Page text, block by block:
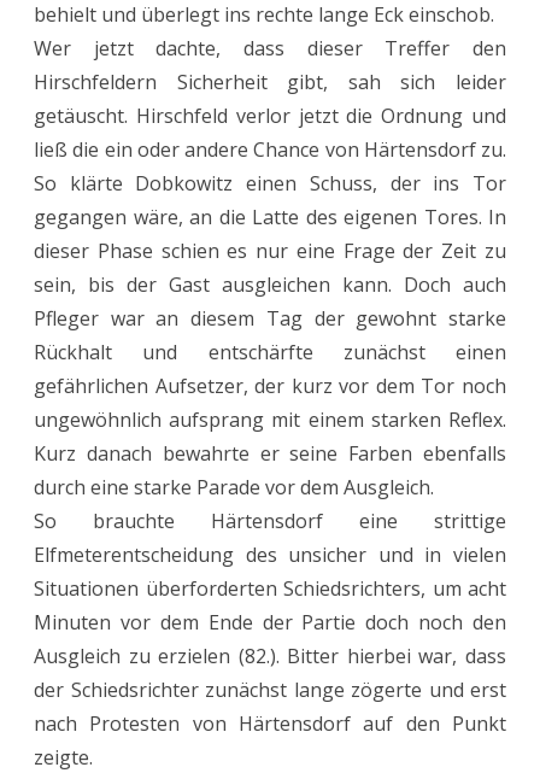
behielt und überlegt ins rechte lange Eck einschob.
Wer jetzt dachte, dass dieser Treffer den
Hirschfeldern Sicherheit gibt, sah sich leider
getäuscht. Hirschfeld verlor jetzt die Ordnung und
ließ die ein oder andere Chance von Härtensdorf zu.
So klärte Dobkowitz einen Schuss, der ins Tor
gegangen wäre, an die Latte des eigenen Tores. In
dieser Phase schien es nur eine Frage der Zeit zu
sein, bis der Gast ausgleichen kann. Doch auch
Pfleger war an diesem Tag der gewohnt starke
Rückhalt und entschärfte zunächst einen
gefährlichen Aufsetzer, der kurz vor dem Tor noch
ungewöhnlich aufsprang mit einem starken Reflex.
Kurz danach bewahrte er seine Farben ebenfalls
durch eine starke Parade vor dem Ausgleich.
So brauchte Härtensdorf eine strittige
Elfmeterentscheidung des unsicher und in vielen
Situationen überforderten Schiedsrichters, um acht
Minuten vor dem Ende der Partie doch noch den
Ausgleich zu erzielen (82.). Bitter hierbei war, dass
der Schiedsrichter zunächst lange zögerte und erst
nach Protesten von Härtensdorf auf den Punkt
zeigte.